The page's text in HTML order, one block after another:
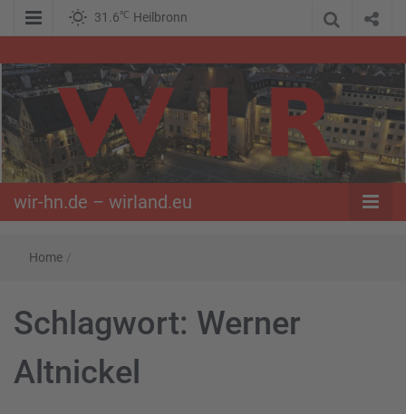
31.6℃ Heilbronn
wir-hn.de –
wirland.eu
wir-hn.de – wirland.eu
Home /
Schlagwort: Werner
Altnickel